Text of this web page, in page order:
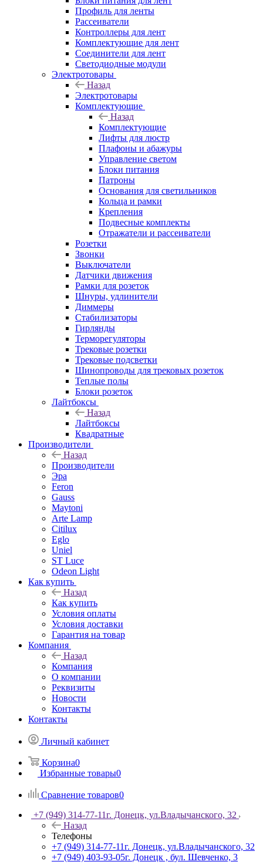
Профиль для ленты
Рассеиватели
Контроллеры для лент
Комплектующие для лент
Соединители для лент
Светодиодные модули
Электротовары
Назад
Электротовары
Комплектующие
Назад
Комплектующие
Лифты для люстр
Плафоны и абажуры
Управление светом
Блоки питания
Патроны
Основания для светильников
Кольца и рамки
Крепления
Подвесные комплекты
Отражатели и рассеиватели
Розетки
Звонки
Выключатели
Датчики движения
Рамки для розеток
Шнуры, удлинители
Диммеры
Стабилизаторы
Гирлянды
Терморегуляторы
Трековые розетки
Трековые подсветки
Шинопроводы для трековых розеток
Теплые полы
Блоки розеток
Лайтбоксы
Назад
Лайтбоксы
Квадратные
Производители
Назад
Производители
Эра
Feron
Gauss
Maytoni
Arte Lamp
Citilux
Eglo
Uniel
ST Luce
Odeon Light
Как купить
Назад
Как купить
Условия оплаты
Условия доставки
Гарантия на товар
Компания
Назад
Компания
О компании
Реквизиты
Новости
Контакты
Контакты
Личный кабинет
Корзина0
Избранные товары0
Сравнение товаров0
+7 (949) 314-77-11г. Донецк, ул.Владычанского, 32
Назад
Телефоны
+7 (949) 314-77-11г. Донецк, ул.Владычанского, 32
+7 (949) 403-93-05г. Донецк , бул. Шевченко, 3